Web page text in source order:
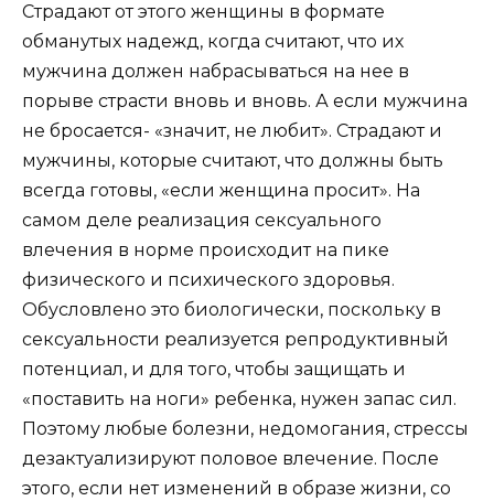
Страдают от этого женщины в формате
обманутых надежд, когда считают, что их
мужчина должен набрасываться на нее в
порыве страсти вновь и вновь. А если мужчина
не бросается- «значит, не любит». Страдают и
мужчины, которые считают, что должны быть
всегда готовы, «если женщина просит». На
самом деле реализация сексуального
влечения в норме происходит на пике
физического и психического здоровья.
Обусловлено это биологически, поскольку в
сексуальности реализуется репродуктивный
потенциал, и для того, чтобы защищать и
«поставить на ноги» ребенка, нужен запас сил.
Поэтому любые болезни, недомогания, стрессы
дезактуализируют половое влечение. После
этого, если нет изменений в образе жизни, со